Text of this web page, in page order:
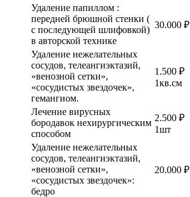
Удаление папиллом :
передней брюшной стенки (
с последующей шлифовкой)
в авторской технике
30.000 ₽
Удаление нежелательных
сосудов, телеангиэктазий,
«венозной сетки»,
«сосудистых звездочек»,
гемангиом.
1.500 ₽
1кв.см
Лечение вирусных
бородавок нехирургическим
способом
2.500 ₽
1шт
Удаление нежелательных
сосудов, телеангиэктазий,
«венозной сетки»,
«сосудистых звездочек»:
бедро
20.000 ₽